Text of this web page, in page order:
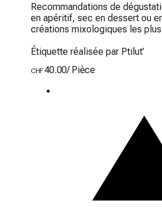
Recommandations de
en apéritif, sec en dessert ou
créations mixologiques les
Étiquette réalisée par Ptilut’
CHF40.00/ Pièce